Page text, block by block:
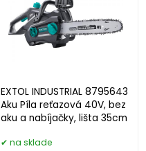
EXTOL INDUSTRIAL 8795643
Aku Píla reťazová 40V, bez
aku a nabíjačky, lišta 35cm
na sklade